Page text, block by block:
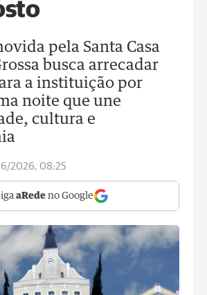
pela Santa Casa
busca arrecadar
a instituição por
noite que une
cultura e
2026, 08:25
aRede no Google